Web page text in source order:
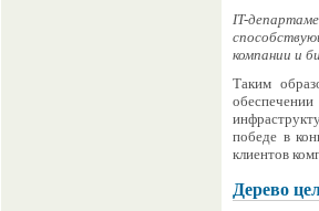
IT-
компании и
Таким
победе в
клиентов
Дерево